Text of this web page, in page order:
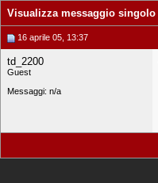
Visualizza messaggio singolo
16 aprile 05, 13:37
td_2200
Guest
Messaggi: n/a